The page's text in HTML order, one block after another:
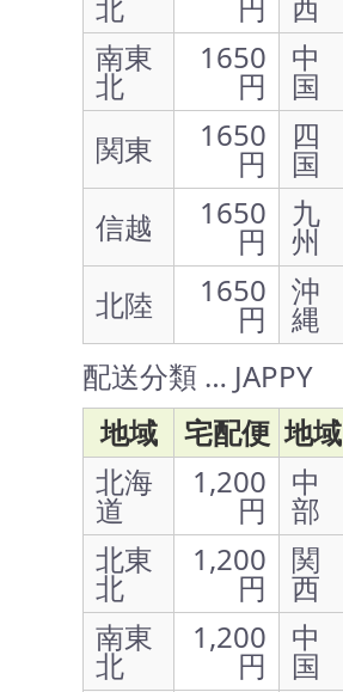
南東
北
1650
円
中
国
関東
1650
円
四
国
信越
1650
円
九
州
北陸
1650
円
沖
縄
配送分類 … JAPPY
地域
宅配便 地域
北海
道
1,200
円
中
部
北東
北
1,200
円
関
西
南東
北
1,200
円
中
国